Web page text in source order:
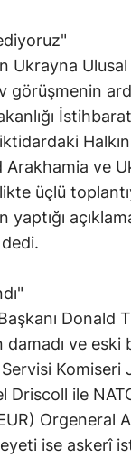
Ukrayna
ve
üçlü
Donald
ve eski
Driscoll ile
Orgeneral
ise askerî